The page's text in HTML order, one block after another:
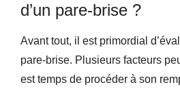
d’un pare-brise ?
Avant tout, il est primordial
pare-brise. Plusieurs facteurs
est temps de procéder à son